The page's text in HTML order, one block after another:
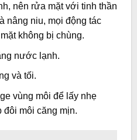
nên rửa mặt với tinh thần
nâng niu, mọi động tác
không bị chùng.
nước lạnh.
và tối.
vùng môi để lấy nhẹ
đôi môi căng mịn.